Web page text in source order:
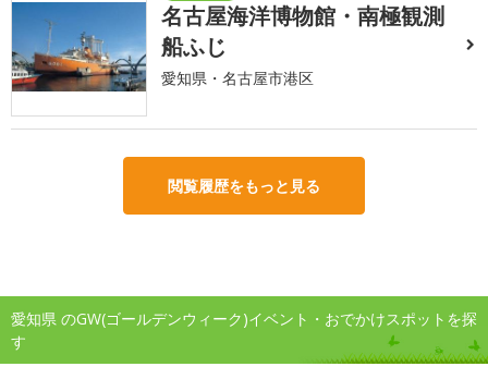
名古屋海洋博物館・南極観測
船ふじ
愛知県・名古屋市港区
閲覧履歴をもっと見る
愛知県 のGW(ゴールデンウィーク)イベント・おでかけスポットを探
す